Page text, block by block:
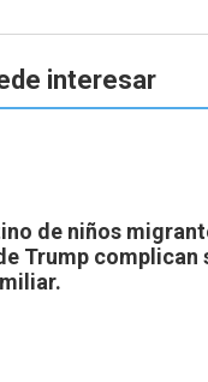
interesar
de niños
Trump complican